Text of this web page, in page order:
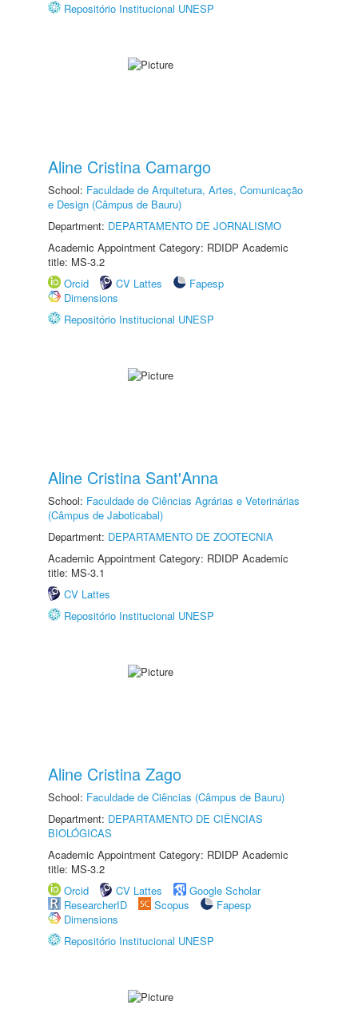
Repositório Institucional UNESP
Aline Cristina Camargo
School: Faculdade de Arquitetura, Artes, Comunicação
e Design (Câmpus de Bauru)
Department: DEPARTAMENTO DE JORNALISMO
Academic Appointment Category: RDIDP Academic
title: MS-3.2
Orcid
CV Lattes
Fapesp
Dimensions
Repositório Institucional UNESP
Aline Cristina Sant'Anna
School: Faculdade de Ciências Agrárias e Veterinárias
(Câmpus de Jaboticabal)
Department: DEPARTAMENTO DE ZOOTECNIA
Academic Appointment Category: RDIDP Academic
title: MS-3.1
CV Lattes
Repositório Institucional UNESP
Aline Cristina Zago
School: Faculdade de Ciências (Câmpus de Bauru)
Department: DEPARTAMENTO DE CIÊNCIAS
BIOLÓGICAS
Academic Appointment Category: RDIDP Academic
title: MS-3.2
Orcid
CV Lattes
Google Scholar
ResearcherID
Scopus
Fapesp
Dimensions
Repositório Institucional UNESP